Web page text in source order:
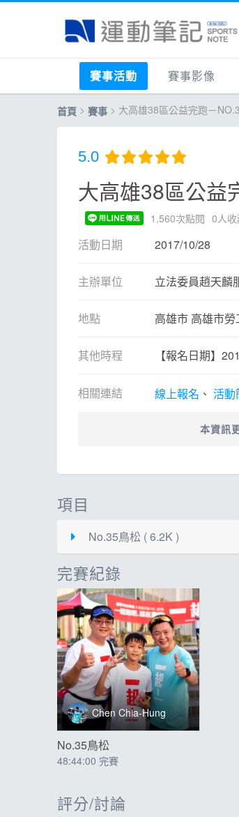
賽事活動
國內
跟著筆記跑
健康品牌風雲賞
賽事影像
賽事影音相簿
首頁 > 賽事 > 大高雄38區公益完跑－
5.0
大高雄38區公益
1,560次點閱 0人
活動日期 2017/10/28
主辦單位 立法委員趙天麟
地點 高雄市 高雄市勞
其他時程 【報名日期】
相關連結 線上報名 活動
本資訊
項目
No.35鳥松 ( 6.2K )
起跑
報到 14:00
費用 免費
參賽贈品 紀念衫
完賽紀錄
Chen Chia-Hung
No.35鳥松
48:44:00 完賽
評分/討論